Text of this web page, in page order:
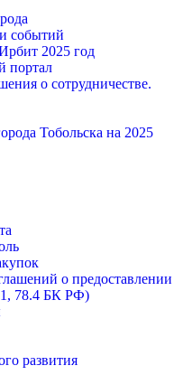
событий
2025 год
портал
о сотрудничестве.
Тобольска на 2025
о предоставлении
78.4 БК РФ)
развития